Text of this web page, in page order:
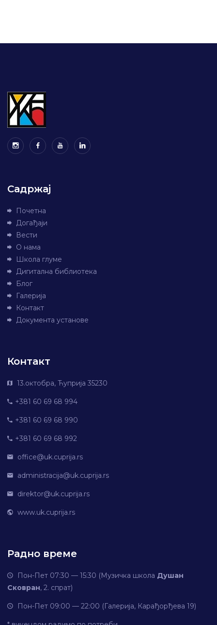
Садржај
Почетна
Догађаји
Вести
О нама
Школа глуме
Дигитална библиотека
Блог
Галерија
Контакт
Документа установе
Контакт
13.октобра, Ћуприја 35230
+381 60 69 68 994
+381 60 69 68 990
+381 60 69 68 992
office@uk.cuprija.rs
administracija@uk.cuprija.rs
direktor@uk.cuprija.rs
www.uk.cuprija.rs
Радно време
Пон-Пет 07:30 — 15:30 (Музичка школа Душан
Сковран, 2. спрат)
Пон-Пет 09:00 — 22:00 (Галерија, Карађорђева 19)